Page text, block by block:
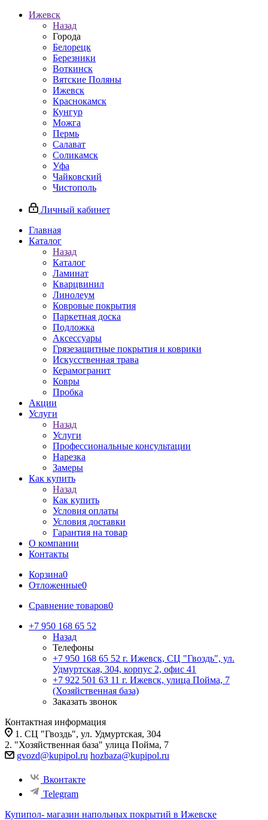
Ижевск
Назад
Города
Белорецк
Березники
Воткинск
Вятские Поляны
Ижевск
Краснокамск
Кунгур
Можга
Пермь
Салават
Соликамск
Уфа
Чайковский
Чистополь
Личный кабинет
Главная
Каталог
Назад
Каталог
Ламинат
Кварцвинил
Линолеум
Ковровые покрытия
Паркетная доска
Подложка
Аксессуары
Грязезащитные покрытия и коврики
Искусственная трава
Керамогранит
Ковры
Пробка
Акции
Услуги
Назад
Услуги
Профессиональные консультации
Нарезка
Замеры
Как купить
Назад
Как купить
Условия оплаты
Условия доставки
Гарантия на товар
О компании
Контакты
Корзина0
Отложенные0
Сравнение товаров0
+7 950 168 65 52
Назад
Телефоны
+7 950 168 65 52 г. Ижевск, СЦ "Гвоздь", ул.
Удмуртская, 304, корпус 2, офис 41
+7 922 501 63 11 г. Ижевск, улица Пойма, 7
(Хозяйственная база)
Заказать звонок
Контактная информация
1. СЦ "Гвоздь", ул. Удмуртская, 304
2. "Хозяйственная база" улица Пойма, 7
gvozd@kupipol.ru hozbaza@kupipol.ru
Вконтакте
Telegram
Купипол- магазин напольных покрытий в Ижевске